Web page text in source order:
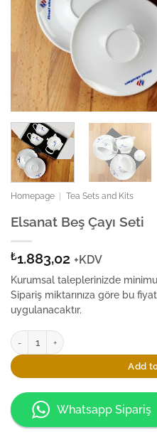
Homepage Tea Sets and Kits
Elsanat Beş Çayı Seti
₺1.883,02 +KDV
Kurumsal taleplerinizde
Sipariş miktarınıza göre bu
uygulanacaktır.
Elsanat Beş Çayı Seti quantity
Add
Whatsapp Sipariş